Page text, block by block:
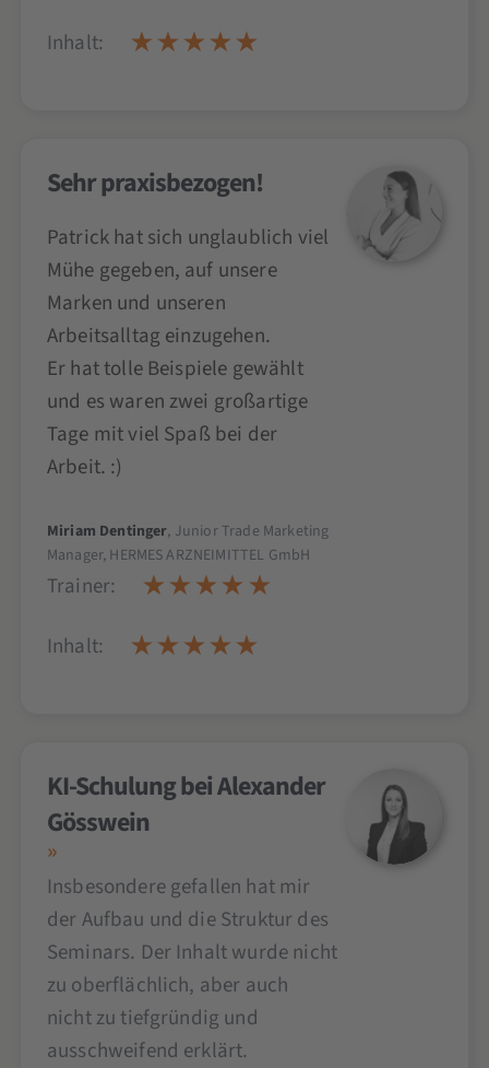
Inhalt:
Sehr praxisbezogen!
Patrick hat sich unglaublich viel
Mühe gegeben, auf unsere
Marken und unseren
Arbeitsalltag einzugehen.
Er hat tolle Beispiele gewählt
und es waren zwei großartige
Tage mit viel Spaß bei der
Arbeit. :)
Miriam Dentinger, Junior Trade Marketing
Manager, HERMES ARZNEIMITTEL GmbH
Trainer:
Inhalt:
KI-Schulung bei Alexander
Gösswein
Insbesondere gefallen hat mir
der Aufbau und die Struktur des
Seminars. Der Inhalt wurde nicht
zu oberflächlich, aber auch
nicht zu tiefgründig und
ausschweifend erklärt.